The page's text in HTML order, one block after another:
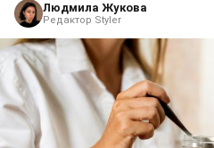
Людмила Жукова
Редактор Styler